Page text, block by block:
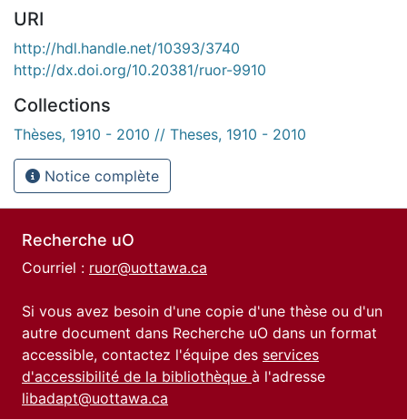
URI
http://hdl.handle.net/10393/3740
http://dx.doi.org/10.20381/ruor-9910
Collections
Thèses, 1910 - 2010 // Theses, 1910 - 2010
Notice complète
Recherche uO
Courriel : ruor@uottawa.ca
Si vous avez besoin d'une copie d'une thèse ou d'un
autre document dans Recherche uO dans un format
accessible, contactez l'équipe des services
d'accessibilité de la bibliothèque à l'adresse
libadapt@uottawa.ca